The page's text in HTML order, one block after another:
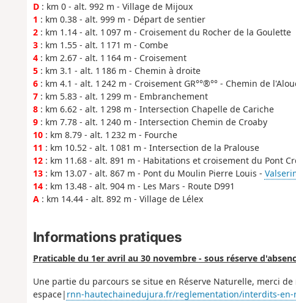
D: km 0 - alt. 992 m - Village de Mijoux
1 : km 0.38 - alt. 999 m - Départ de sentier
2: km 1.14 - alt. 1 097 m - Croisement du Rocher de la Goulette
3: km 1.55 - alt. 1 171 m - Combe
4: km 2.67 - alt. 1 164 m - Croisement
5: km 3.1 - alt. 1 186 m - Chemin à droite
6: km 4.1 - alt. 1 242 m - Croisement GR°°®°° - Chemin de
7: km 5.83 - alt. 1 299 m - Embranchement
8: km 6.62 - alt. 1 298 m - Intersection Chapelle de Cariche
9: km 7.78 - alt. 1 240 m - Intersection Chemin de Croaby
10: km 8.79 - alt. 1 232 m - Fourche
11 : km 10.52 - alt. 1 081 m - Intersection de la Pralouse
12: km 11.68 - alt. 891 m - Habitations et croisement du Pont
13: km 13.07 - alt. 867 m - Pont du Moulin Pierre Louis -
14: km 13.48 - alt. 904 m - Les Mars - Route D991
A: km 14.44 - alt. 892 m - Village de Lélex
Informations pratiques
Praticable du 1er avril au 30 novembre - sous réserve
Une partie du parcours se situe en Réserve Naturelle, merci
espace| rnn-hautechainedujura.fr/reglementation/interdits-en-